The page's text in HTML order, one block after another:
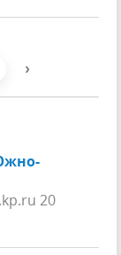
›
20